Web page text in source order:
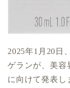
2025年1月20日
ゲランが、美容
に向けて発表し